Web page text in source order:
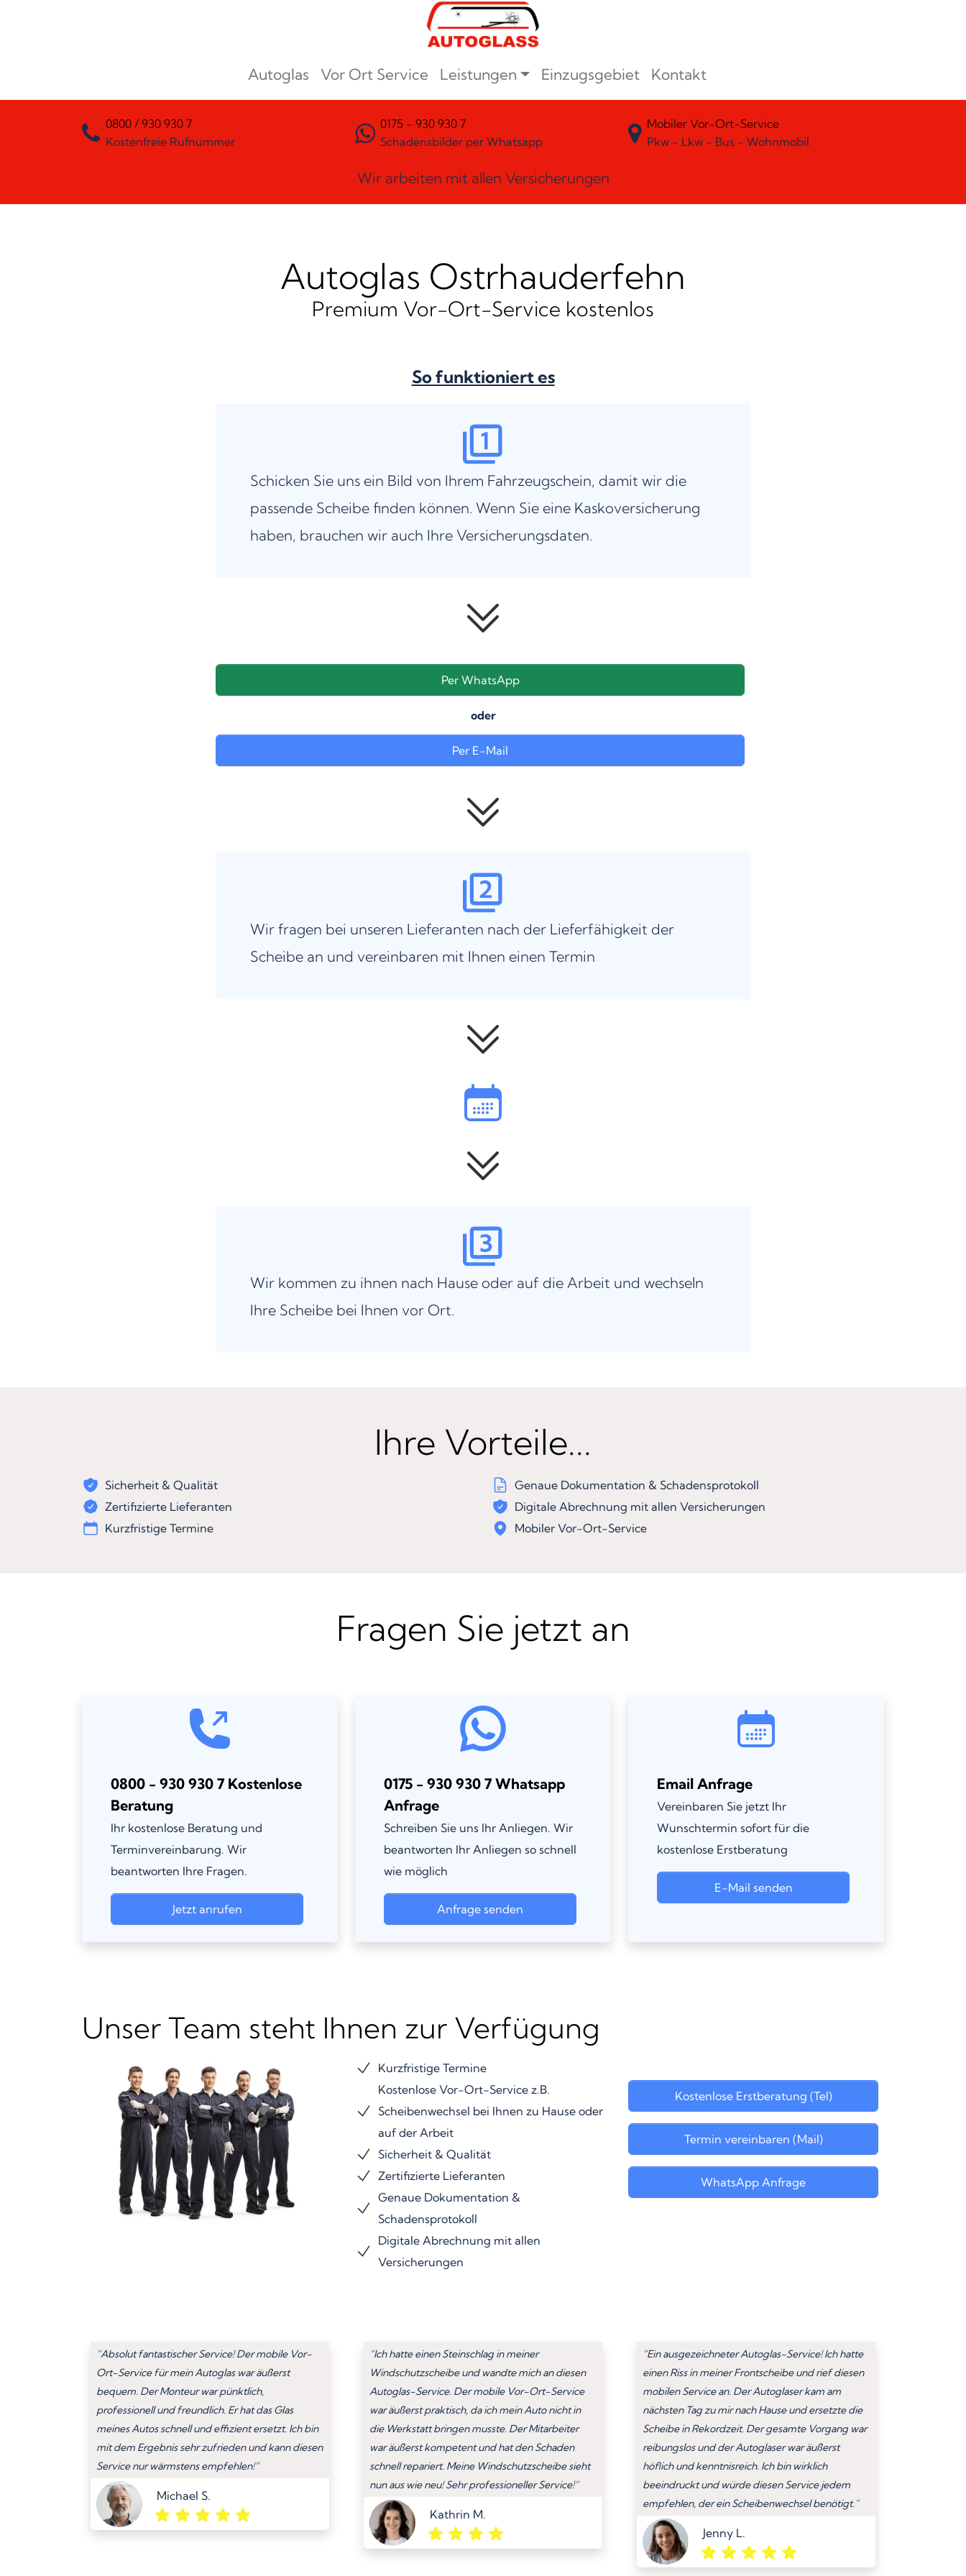
Autoglas Vor Ort Service Leistungen Einzugsgebiet Kontakt
0800 / 930 930 7
Kostenfreie Rufnummer
0175 - 930 930 7
Schadensbilder per Whatsapp
Mobiler Vor-Ort-Service
Pkw - Lkw - Bus - Wohnmobil
Wir arbeiten mit allen Versicherungen
Autoglas Ostrhauderfehn
Premium Vor-Ort-Service kostenlos
So funktioniert es
Schicken Sie uns ein Bild von Ihrem Fahrzeugschein, damit wir die
passende Scheibe finden können. Wenn Sie eine Kaskoversicherung
haben, brauchen wir auch Ihre Versicherungsdaten.
Per WhatsApp
oder
Per E-Mail
Wir fragen bei unseren Lieferanten nach der Lieferfähigkeit der
Scheibe an und vereinbaren mit Ihnen einen Termin
Wir kommen zu ihnen nach Hause oder auf die Arbeit und wechseln
Ihre Scheibe bei Ihnen vor Ort.
Ihre Vorteile...
Sicherheit & Qualität
Zertifizierte Lieferanten
Kurzfristige Termine
Genaue Dokumentation & Schadensprotokoll
Digitale Abrechnung mit allen Versicherungen
Mobiler Vor-Ort-Service
Fragen Sie jetzt an
0800 - 930 930 7 Kostenlose
Beratung
Ihr kostenlose Beratung und
Terminvereinbarung. Wir
beantworten Ihre Fragen.
Jetzt anrufen
0175 - 930 930 7 Whatsapp
Anfrage
Schreiben Sie uns Ihr Anliegen. Wir
beantworten Ihr Anliegen so schnell
wie möglich
Anfrage senden
Email Anfrage
Vereinbaren Sie jetzt Ihr
Wunschtermin sofort für die
kostenlose Erstberatung
E-Mail senden
Unser Team steht Ihnen zur Verfügung
Kurzfristige Termine
Kostenlose Vor-Ort-Service z.B.
Scheibenwechsel bei Ihnen zu Hause oder
auf der Arbeit
Sicherheit & Qualität
Zertifizierte Lieferanten
Genaue Dokumentation &
Schadensprotokoll
Digitale Abrechnung mit allen
Versicherungen
Kostenlose Erstberatung (Tel)
Termin vereinbaren (Mail)
WhatsApp Anfrage
“Absolut fantastischer Service! Der mobile Vor-
Ort-Service für mein Autoglas war äußerst
bequem. Der Monteur war pünktlich,
professionell und freundlich. Er hat das Glas
meines Autos schnell und effizient ersetzt. Ich bin
mit dem Ergebnis sehr zufrieden und kann diesen
Service nur wärmstens empfehlen!”
Michael S.
“Ich hatte einen Steinschlag in meiner
Windschutzscheibe und wandte mich an diesen
Autoglas-Service. Der mobile Vor-Ort-Service
war äußerst praktisch, da ich mein Auto nicht in
die Werkstatt bringen musste. Der Mitarbeiter
war äußerst kompetent und hat den Schaden
schnell repariert. Meine Windschutzscheibe sieht
nun aus wie neu! Sehr professioneller Service!”
Kathrin M.
“Ein ausgezeichneter Autoglas-Service! Ich hatte
einen Riss in meiner Frontscheibe und rief diesen
mobilen Service an. Der Autoglaser kam am
nächsten Tag zu mir nach Hause und ersetzte die
Scheibe in Rekordzeit. Der gesamte Vorgang war
reibungslos und der Autoglaser war äußerst
höflich und kenntnisreich. Ich bin wirklich
beeindruckt und würde diesen Service jedem
empfehlen, der ein Scheibenwechsel benötigt.”
Jenny L.